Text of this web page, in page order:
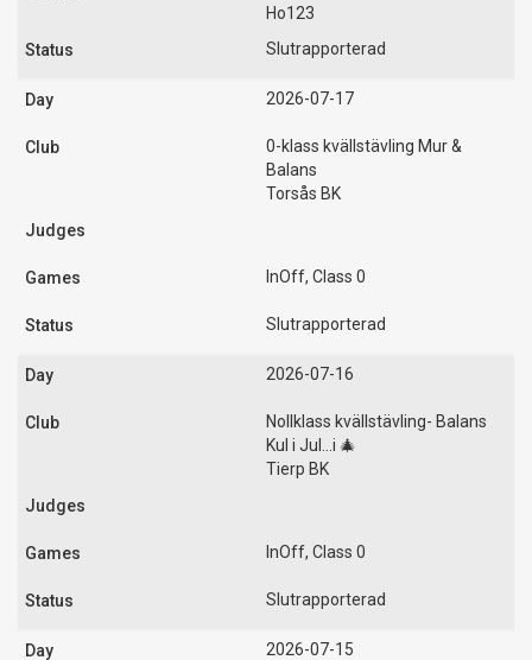
Ho123
Slutrapporterad
2026-07-17
0-klass kvällstävling Mur &
Balans
Torsås BK
InOff, Class 0
Slutrapporterad
2026-07-16
Nollklass kvällstävling- Balans
Kul i Jul...i 🎄
Tierp BK
InOff, Class 0
Slutrapporterad
2026-07-15